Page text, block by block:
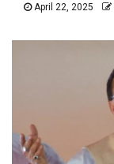
April 22, 2025